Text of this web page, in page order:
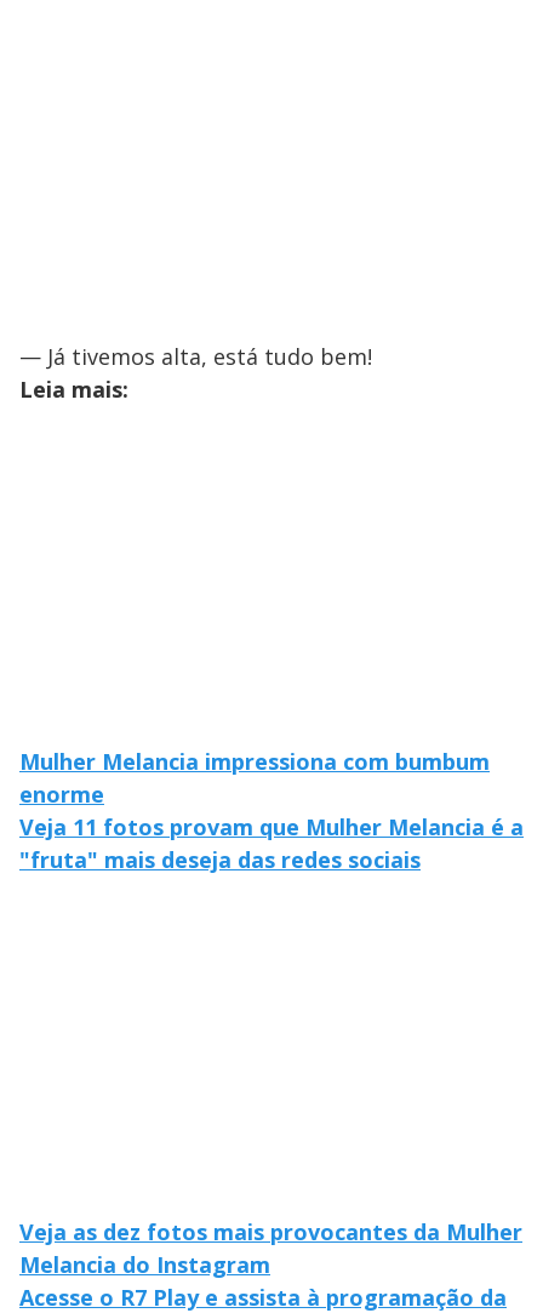
— Já tivemos alta, está tudo bem!
Leia mais:
Mulher Melancia impressiona com bumbum
enorme
Veja 11 fotos provam que Mulher Melancia é a
"fruta" mais deseja das redes sociais
Veja as dez fotos mais provocantes da Mulher
Melancia do Instagram
Acesse o R7 Play e assista à programação da